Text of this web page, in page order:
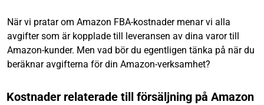
När vi pratar om Amazon FBA-kostnader menar vi alla
avgifter som är kopplade till leveransen av dina varor till
Amazon-kunder. Men vad bör du egentligen tänka på när du
beräknar avgifterna för din Amazon-verksamhet?
Kostnader relaterade till försäljning på Amazon